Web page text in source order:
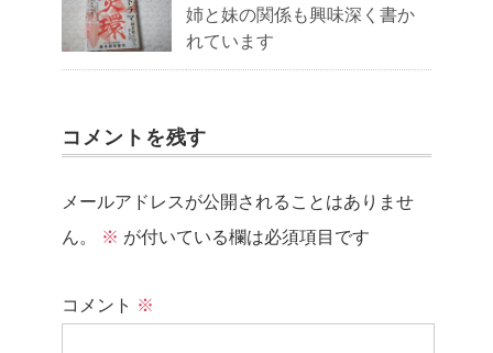
姉と妹の関係も興味深く書か
れています
コメントを残す
メールアドレスが公開されることはありませ
ん。
※ が付いている欄は必須項目です
コメント ※